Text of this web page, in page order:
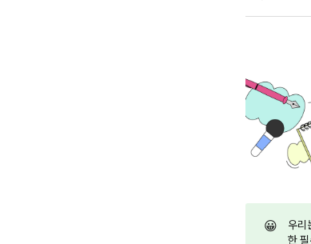
😀
우리
한